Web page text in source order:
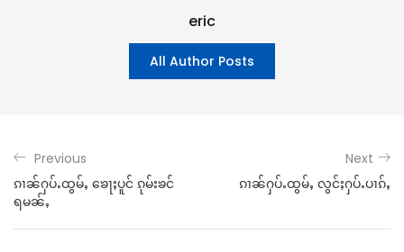
eric
All Author Posts
Previous
ၵၢၼ်ႁပ်ႉထွမ်ႇ ၶေႃႈပူင် ၵုမ်းၶင်
ရမၼ်ႇ
Next
ၵၢၼ်ႁပ်ႉထွမ်ႇ လွင်ႈႁပ်ႉပၢၵ်ႇ